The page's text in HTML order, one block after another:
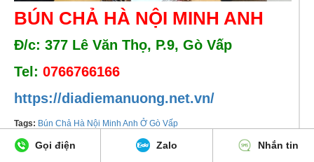
BÚN CHẢ HÀ NỘI MINH ANH
Đ/c: 377 Lê Văn Thọ, P.9, Gò Vấp
Tel: 0766766166
https://diadiemanuong.net.vn/
Tags: Bún Chả Hà Nội Minh Anh Ở Gò Vấp
Gọi điện Zalo Nhắn tin